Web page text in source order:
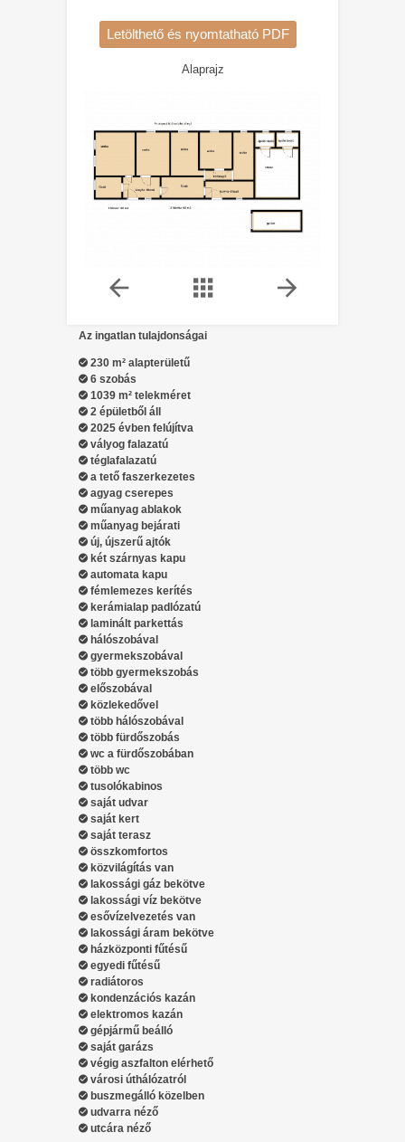
Letölthető és nyomtatható PDF
Alaprajz
Az ingatlan tulajdonságai
230 m² alapterületű
6 szobás
1039 m² telekméret
2 épületből áll
2025 évben felújítva
vályog falazatú
téglafalazatú
a tető faszerkezetes
agyag cserepes
műanyag ablakok
műanyag bejárati
új, újszerű ajtók
két szárnyas kapu
automata kapu
fémlemezes kerítés
kerámialap padlózatú
laminált parkettás
hálószobával
gyermekszobával
több gyermekszobás
előszobával
közlekedővel
több hálószobával
több fürdőszobás
wc a fürdőszobában
több wc
tusolókabinos
saját udvar
saját kert
saját terasz
összkomfortos
közvilágítás van
lakossági gáz bekötve
lakossági víz bekötve
esővízelvezetés van
lakossági áram bekötve
házközponti fűtésű
egyedi fűtésű
radiátoros
kondenzációs kazán
elektromos kazán
gépjármű beálló
saját garázs
végig aszfalton elérhető
városi úthálózatról
buszmegálló közelben
udvarra néző
utcára néző